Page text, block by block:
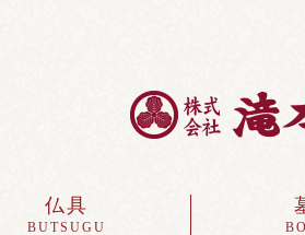
仏具
BUTSUGU